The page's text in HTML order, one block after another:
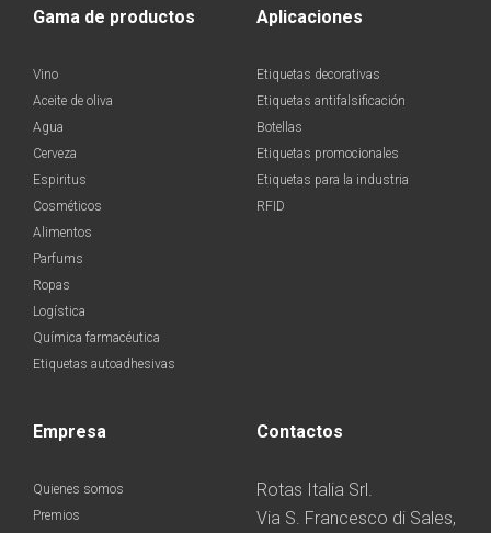
Gama de productos
Vino
Aceite de oliva
Agua
Cerveza
Espiritus
Cosméticos
Alimentos
Parfums
Ropas
Logística
Química farmacéutica
Etiquetas autoadhesivas
Aplicaciones
Etiquetas decorativas
Etiquetas antifalsificación
Botellas
Etiquetas promocionales
Etiquetas para la industria
RFID
Empresa
Quienes somos
Premios
Contactos
Rotas Italia Srl.
Via S. Francesco di Sales,